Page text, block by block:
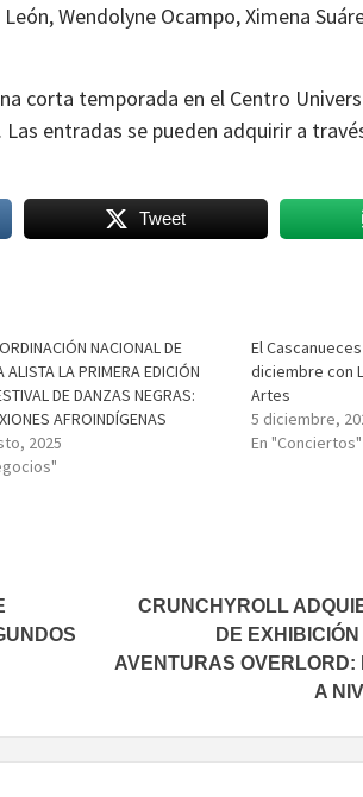
Wendolyne Ocampo, Ximena
corta temporada en el Centro
Las entradas se pueden adquirir a
Tweet
NACIONAL DE
ALISTA LA PRIMERA EDICIÓN
DE DANZAS NEGRAS:
AFROINDÍGENAS
2025
El
diciembre con
Artes
5 diciembre,
En "Conciertos"
CRUNCHYROLL
DE
AVENTURAS OVERLORD:
A